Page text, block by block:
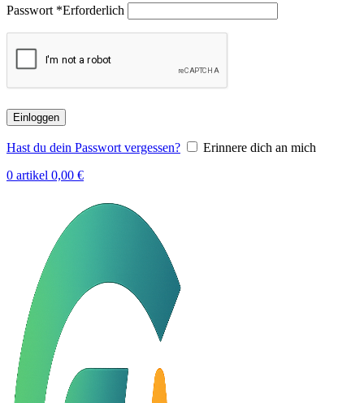
Passwort *Erforderlich
Einloggen
Hast du dein Passwort vergessen?
Erinnere dich an mich
0 artikel 0,00 €